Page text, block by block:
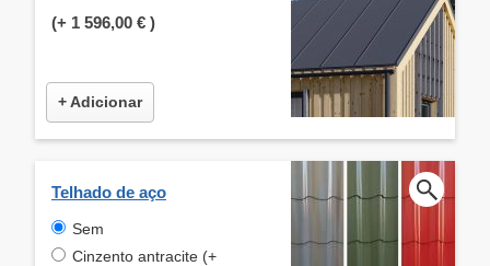
(+ 1 596,00 € )
+ Adicionar
Telhado de aço
Sem
Cinzento antracite (+